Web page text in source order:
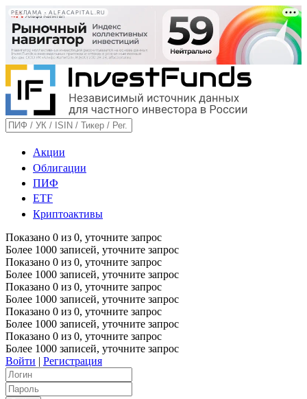
РЕКЛАМА • ALFACAPITAL.RU
Акции
Облигации
ПИФ
ETF
Криптоактивы
Показано 0 из 0, уточните запрос
Более 1000 записей, уточните запрос
Показано 0 из 0, уточните запрос
Более 1000 записей, уточните запрос
Показано 0 из 0, уточните запрос
Более 1000 записей, уточните запрос
Показано 0 из 0, уточните запрос
Более 1000 записей, уточните запрос
Показано 0 из 0, уточните запрос
Более 1000 записей, уточните запрос
Войти | Регистрация